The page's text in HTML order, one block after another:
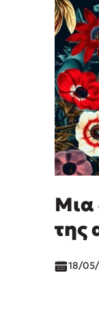
Μια
της
18/